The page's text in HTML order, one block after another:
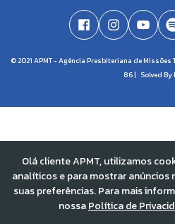
© 2021 APMT - Agência Presbiteriana de
86 | Solved By
Olá cliente APMT, utilizamos
analíticos e para mostrar anúncios
suas preferências. Para mais
nossaPolítica de